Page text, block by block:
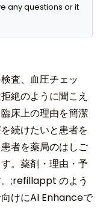
any questions or it
査、血圧チェッ
絶のように聞こえ
床上の理由を簡潔
続けたいと患者を
者を薬局のはしご
。薬剤・理由・予
;refillappt のよう
けにAI Enhanceで